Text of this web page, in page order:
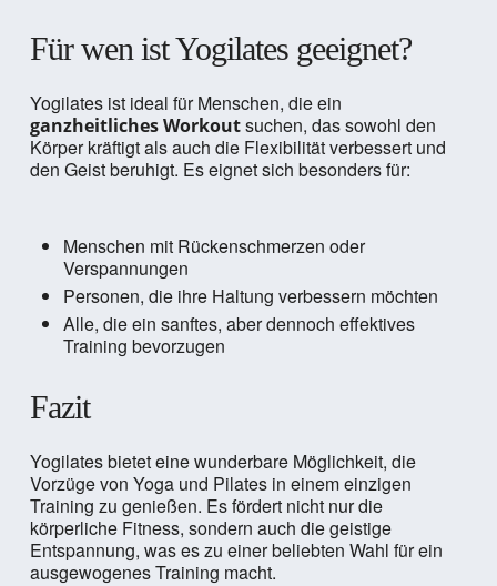
Für wen ist Yogilates geeignet?
Yogilates ist ideal für Menschen, die ein
ganzheitliches Workoutsuchen, das sowohl den
Körper kräftigt als auch die Flexibilität verbessert und
den Geist beruhigt. Es eignet sich besonders für:
Menschen mit Rückenschmerzen oder
Verspannungen
Personen, die ihre Haltung verbessern möchten
Alle, die ein sanftes, aber dennoch effektives
Training bevorzugen
Fazit
Yogilates bietet eine wunderbare Möglichkeit, die
Vorzüge von Yoga und Pilates in einem einzigen
Training zu genießen. Es fördert nicht nur die
körperliche Fitness, sondern auch die geistige
Entspannung, was es zu einer beliebten Wahl für ein
ausgewogenes Training macht.